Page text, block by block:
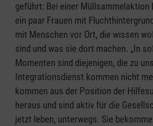
geführt: Bei einer Müllsammelaktion
ein paar Frauen mit
mit Menschen vor Ort, die wissen
sind und was sie dort machen. „In
Momenten sind diejenigen, die zu
Integrationsdienst kommen nicht
kommen aus der Position der
heraus und sind aktiv für die
jetzt leben, unterwegs. Sie